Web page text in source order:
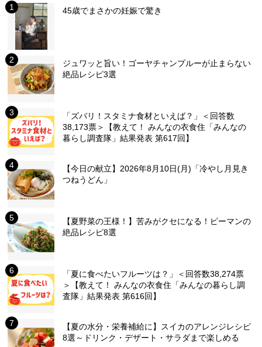
45歳でまさかの妊娠で驚き
ジュワッと旨い！ゴーヤチャンプルーが止まらない
絶品レシピ3選
「ズバリ！スタミナ食材といえば？」＜回答数
38,173票＞【教えて！ みんなの衣食住「みんなの
暮らし調査隊」結果発表 第617回】
【今日の献立】2026年8月10日(月)「冷やし月見き
つねうどん」
【夏野菜の王様！】苦みがクセになる！ピーマンの
絶品レシピ8選
「夏に食べたいフルーツは？」＜回答数38,274票
＞【教えて！ みんなの衣食住「みんなの暮らし調
査隊」結果発表 第616回】
【夏の水分・栄養補給に】スイカのアレンジレシピ
8選～ドリンク・デザート・サラダまで楽しめる